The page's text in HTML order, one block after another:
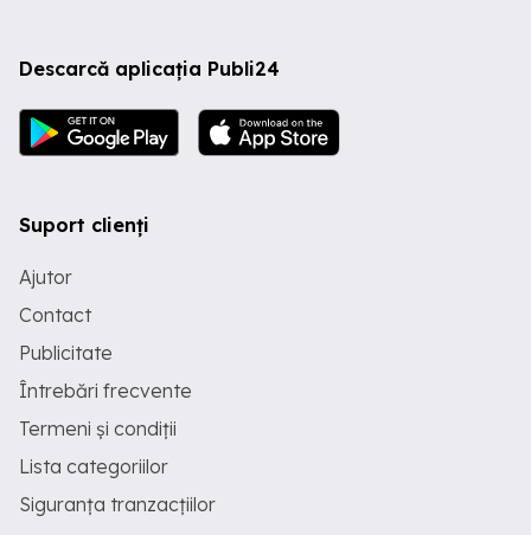
Descarcă aplicația Publi24
Suport clienți
Ajutor
Contact
Publicitate
Întrebări frecvente
Termeni și condiții
Lista categoriilor
Siguranța tranzacțiilor